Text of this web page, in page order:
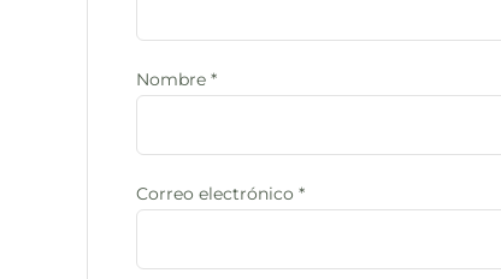
Nombre *
Correo electrónico *